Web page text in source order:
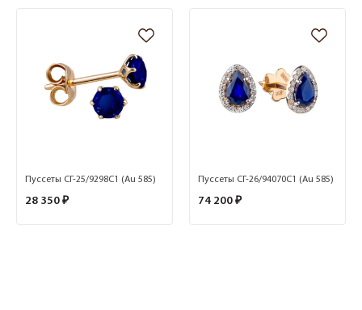
Пуссеты СГ-25/9298С1 (Au 585)
28 350 ₽
Пуссеты СГ-26/94070С1 (Au 585)
74 200 ₽